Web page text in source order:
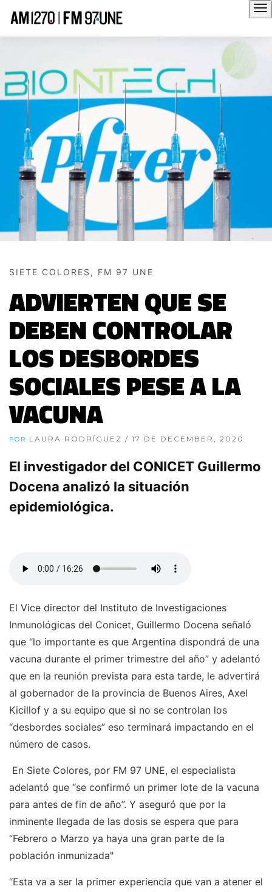
SIETE COLORES, FM 97 UNE
ADVIERTEN QUE SE
DEBEN CONTROLAR
LOS DESBORDES
SOCIALES PESE A LA
VACUNA
POR LAURA RODRÍGUEZ / 17 DE DECEMBER, 2020
El investigador del CONICET Guillermo
Docena analizó la situación
epidemiológica.
El Vice director del Instituto de Investigaciones
Inmunológicas del Conicet, Guillermo Docena señaló
que “lo importante es que Argentina dispondrá de una
vacuna durante el primer trimestre del año” y adelantó
que en la reunión prevista para esta tarde, le advertirá
al gobernador de la provincia de Buenos Aires, Axel
Kicillof y a su equipo que si no se controlan los
“desbordes sociales” eso terminará impactando en el
número de casos.
En Siete Colores, por FM 97 UNE, el especialista
adelantó que “se confirmó un primer lote de la vacuna
para antes de fin de año”. Y aseguró que por la
inminente llegada de las dosis se espera que para
“Febrero o Marzo ya haya una gran parte de la
población inmunizada"
“Esta va a ser la primer experiencia que van a atener el